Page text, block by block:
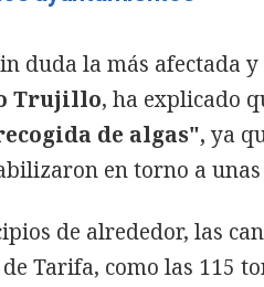
duda la más afectada
Trujillo, ha explicado
de algas", ya
en torno a unas
de alrededor, las
Tarifa, como las 115